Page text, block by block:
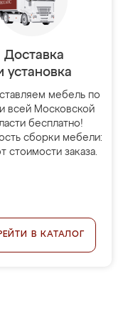
Доставка
установка
мебель по
всей Московской
бесплатно!
сборки мебели:
стоимости заказа.
В КАТАЛОГ